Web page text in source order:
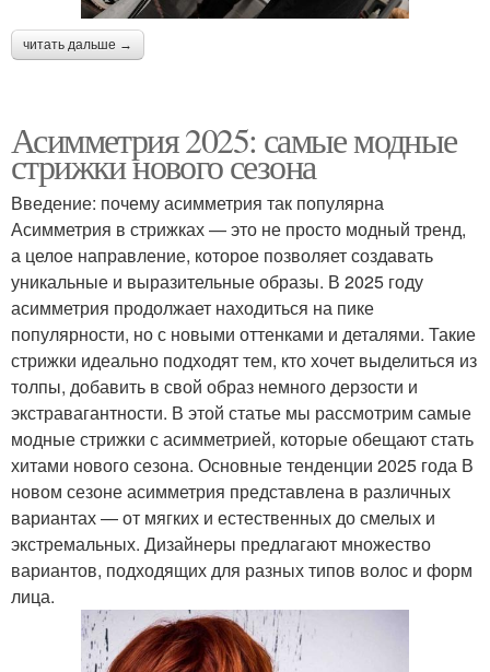
читать дальше →
Асимметрия 2025: самые модные
стрижки нового сезона
Введение: почему асимметрия так популярна
Асимметрия в стрижках — это не просто модный тренд,
а целое направление, которое позволяет создавать
уникальные и выразительные образы. В 2025 году
асимметрия продолжает находиться на пике
популярности, но с новыми оттенками и деталями. Такие
стрижки идеально подходят тем, кто хочет выделиться из
толпы, добавить в свой образ немного дерзости и
экстравагантности. В этой статье мы рассмотрим самые
модные стрижки с асимметрией, которые обещают стать
хитами нового сезона. Основные тенденции 2025 года В
новом сезоне асимметрия представлена в различных
вариантах — от мягких и естественных до смелых и
экстремальных. Дизайнеры предлагают множество
вариантов, подходящих для разных типов волос и форм
лица.